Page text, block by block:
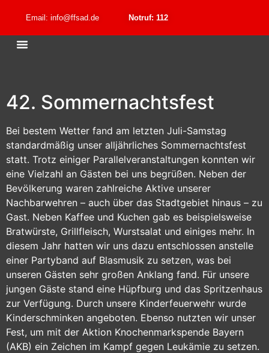
Email: info@ffsad.de Notruf: 112
42. Sommernachtsfest
Bei bestem Wetter fand am letzten Juli-Samstag
standardmäßig unser alljährliches Sommernachtsfest
statt. Trotz einiger Parallelveranstaltungen konnten wir
eine Vielzahl an Gästen bei uns begrüßen. Neben der
Bevölkerung waren zahlreiche Aktive unserer
Nachbarwehren – auch über das Stadtgebiet hinaus – zu
Gast. Neben Kaffee und Kuchen gab es beispielsweise
Bratwürste, Grillfleisch, Wurstsalat und einiges mehr. In
diesem Jahr hatten wir uns dazu entschlossen anstelle
einer Partyband auf Blasmusik zu setzen, was bei
unseren Gästen sehr großen Anklang fand. Für unsere
jungen Gäste stand eine Hüpfburg und das Spritzenhaus
zur Verfügung. Durch unsere Kinderfeuerwehr wurde
Kinderschminken angeboten. Ebenso nutzten wir unser
Fest, um mit der Aktion Knochenmarkspende Bayern
(AKB) ein Zeichen im Kampf gegen Leukämie zu setzen.